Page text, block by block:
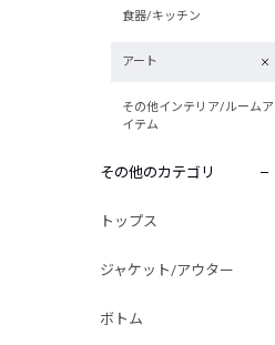
食器/キッチン
アート
その他インテリア/ルームア
イテム
その他のカテゴリ
トップス
ジャケット/アウター
ボトム